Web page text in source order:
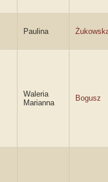
Paulina
Waleria
Marianna
Bogusz